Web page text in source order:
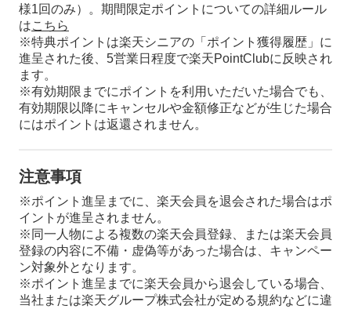
様1回のみ）。期間限定ポイントについての詳細ルール
はこちら
※特典ポイントは楽天シニアの「ポイント獲得履歴」に
進呈された後、5営業日程度で楽天PointClubに反映され
ます。
※有効期限までにポイントを利用いただいた場合でも、
有効期限以降にキャンセルや金額修正などが生じた場合
にはポイントは返還されません。
注意事項
※ポイント進呈までに、楽天会員を退会された場合はポ
イントが進呈されません。
※同一人物による複数の楽天会員登録、または楽天会員
登録の内容に不備・虚偽等があった場合は、キャンペー
ン対象外となります。
※ポイント進呈までに楽天会員から退会している場合、
当社または楽天グループ株式会社が定める規約などに違